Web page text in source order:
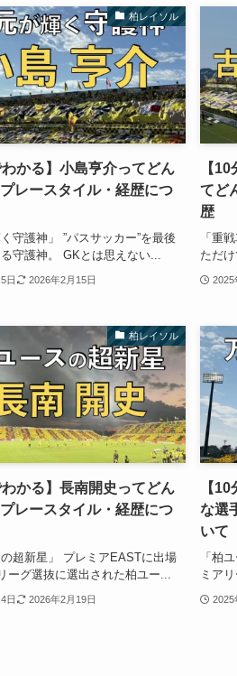
柏レイソル
わかる】小島亨介ってどん
レースタイル・経歴につ
く守護神」 ”パスサッカー”を最後
守護神。 GKとは思えない...
日 2026年2月15日
【
てど
歴
「重
ただけ
2025
柏レイソル
わかる】長南開史ってどん
レースタイル・経歴につ
の超新星」 プレミアEASTに出場
ーグ選抜に選出された柏ユー...
日 2026年2月19日
【
な選
いて
「柏
ミア
2025